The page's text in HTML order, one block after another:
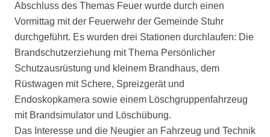
Abschluss des Themas Feuer wurde durch einen
Vormittag mit der Feuerwehr der Gemeinde Stuhr
durchgeführt. Es wurden drei Stationen durchlaufen: Die
Brandschutzerziehung mit Thema Persönlicher
Schutzausrüstung und kleinem Brandhaus, dem
Rüstwagen mit Schere, Spreizgerät und
Endoskopkamera sowie einem Löschgruppenfahrzeug
mit Brandsimulator und Löschübung.
Das Interesse und die Neugier an Fahrzeug und Technik